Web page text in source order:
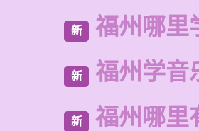
新 福州哪里
新 福州学音
新 福州哪里